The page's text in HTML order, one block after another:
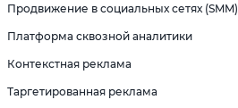
Продвижение в социальных сетях (SMM)
Платформа сквозной аналитики
Контекстная реклама
Таргетированная реклама